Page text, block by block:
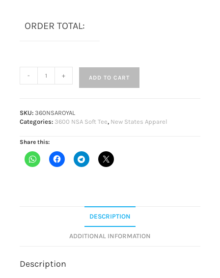
ORDER TOTAL:
- + ADD TO CART
SKU: 360NSAROYAL
Categories: 3600 NSA Soft Tee, New States Apparel
Share this:
DESCRIPTION
ADDITIONAL INFORMATION
Description